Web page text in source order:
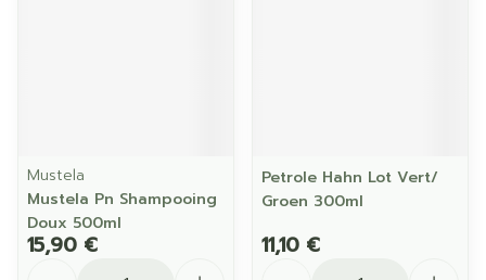
Mustela
Mustela Pn Shampooing
Doux 500ml
15,90 €
Petrole Hahn Lot Vert/
Groen 300ml
11,10 €